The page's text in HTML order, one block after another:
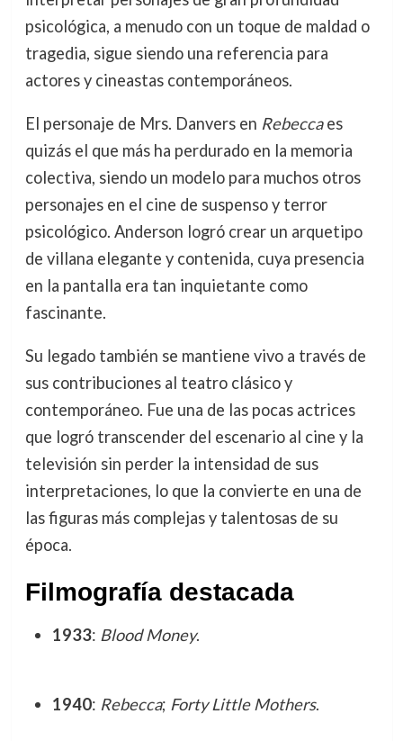
psicológica, a menudo con un toque de maldad o
tragedia, sigue siendo una referencia para
actores y cineastas contemporáneos.
El personaje de Mrs. Danvers en Rebeccaes
quizás el que más ha perdurado en la memoria
colectiva, siendo un modelo para muchos otros
personajes en el cine de suspenso y terror
psicológico. Anderson logró crear un arquetipo
de villana elegante y contenida, cuya presencia
en la pantalla era tan inquietante como
fascinante.
Su legado también se mantiene vivo a través de
sus contribuciones al teatro clásico y
contemporáneo. Fue una de las pocas actrices
que logró transcender del escenario al cine y la
televisión sin perder la intensidad de sus
interpretaciones, lo que la convierte en una de
las figuras más complejas y talentosas de su
época.
Filmografía destacada
1933: Blood Money.
1940: Rebecca; Forty Little Mothers.